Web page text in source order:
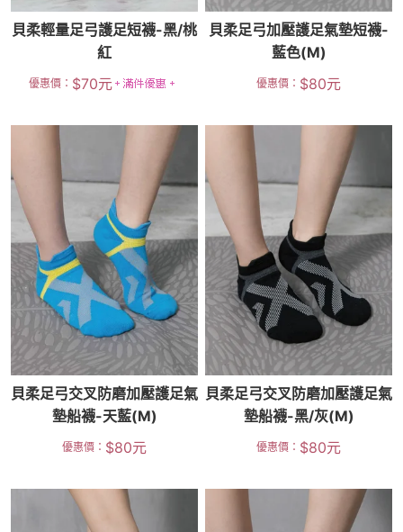
貝柔輕量足弓護足短襪-黑/桃
紅
優惠價： $70元
貝柔足弓加壓護足氣墊短襪-
藍色(M)
優惠價： $80元
貝柔足弓交叉防磨加壓護足氣
墊船襪-天藍(M)
優惠價： $80元
貝柔足弓交叉防磨加壓護足氣
墊船襪-黑/灰(M)
優惠價： $80元